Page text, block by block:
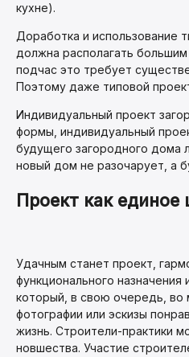
кухне).
Доработка и использование
должна располагать
подчас это требует
Поэтому даже типовой
Индивидуальный проект
формы, индивидуальный
будущего загородного дома
новый дом не разочарует, а
Проект как единое
Удачным станет проект,
функционального
который, в свою очередь, во
фотографии или эскизы
жизнь. Строители-практики
новшества. Участие